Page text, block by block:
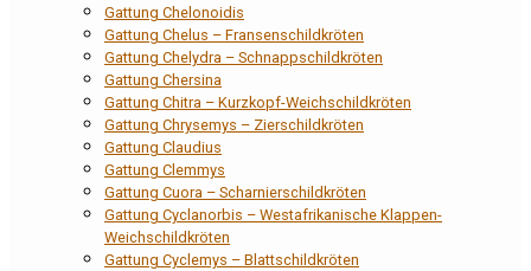
Gattung Chelonoidis
Gattung Chelus – Fransenschildkröten
Gattung Chelydra – Schnappschildkröten
Gattung Chersina
Gattung Chitra – Kurzkopf-Weichschildkröten
Gattung Chrysemys – Zierschildkröten
Gattung Claudius
Gattung Clemmys
Gattung Cuora – Scharnierschildkröten
Gattung Cyclanorbis – Westafrikanische Klappen-
Weichschildkröten
Gattung Cyclemys – Blattschildkröten